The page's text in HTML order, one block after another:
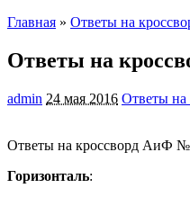
Главная » Ответы на
Ответы на
admin 24 мая 2016 Ответы на
Ответы на кроссворд АиФ №
Горизонталь: